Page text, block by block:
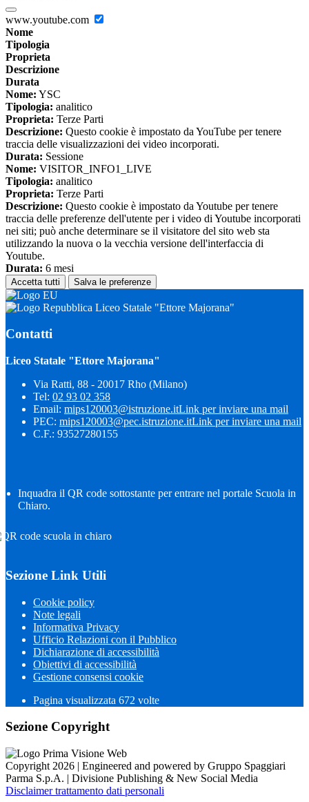
www.youtube.com
Nome
Tipologia
Proprieta
Descrizione
Durata
Nome: YSC
Tipologia: analitico
Proprieta: Terze Parti
Descrizione: Questo cookie è impostato da YouTube per tenere
traccia delle visualizzazioni dei video incorporati.
Durata: Sessione
Nome: VISITOR_INFO1_LIVE
Tipologia: analitico
Proprieta: Terze Parti
Descrizione: Questo cookie è impostato da Youtube per tenere
traccia delle preferenze dell'utente per i video di Youtube incorporati
nei siti; può anche determinare se il visitatore del sito web sta
utilizzando la nuova o la vecchia versione dell'interfaccia di
Youtube.
Durata: 6 mesi
Accetta tutti Salva le preferenze
Liceo Statale "Ettore Majorana"
Contatti
Liceo Statale "Ettore Majorana"
Via Ratti, 88 - 20017 Rho (Milano)
Tel: 02 93 02 358
Email: mips120003@istruzione.itLink per inviare una mail
PEC: mips120003@pec.istruzione.itLink per inviare una mail
C.F.: 93527280155
Inquadra il QR code sottostante per entrare nel portale Scuola in
Chiaro.
Sezione Link Utili
Cookie policy
Note legali
Informativa Privacy
Ufficio Relazioni con il Pubblico
Dichiarazione di accessibilità
Obiettivi di accessibilità
Gestione consensi cookie
Pagina visualizzata 672 volte
Sezione Copyright
Copyright 2026 | Engineered and powered by Gruppo Spaggiari
Parma S.p.A. | Divisione Publishing & New Social Media
Disclaimer trattamento dati personali